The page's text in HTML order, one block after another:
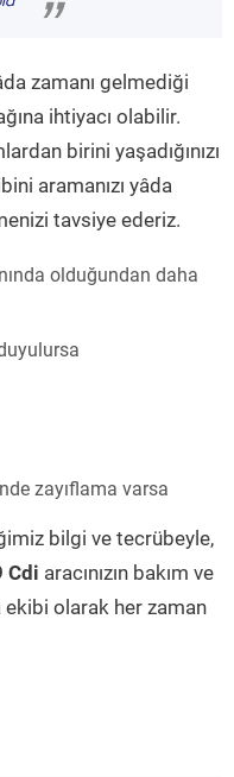
”
zamanı gelmediği
ihtiyacı olabilir.
birini yaşadığınızı
aramanızı yâda
tavsiye ederiz.
olduğundan daha
zayıflama varsa
bilgi ve tecrübeyle,
Cdi aracınızın bakım ve
ekibi olarak her zaman